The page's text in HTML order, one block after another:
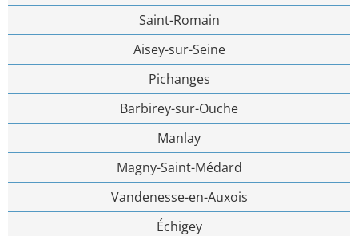
Saint-Romain
Aisey-sur-Seine
Pichanges
Barbirey-sur-Ouche
Manlay
Magny-Saint-Médard
Vandenesse-en-Auxois
Échigey